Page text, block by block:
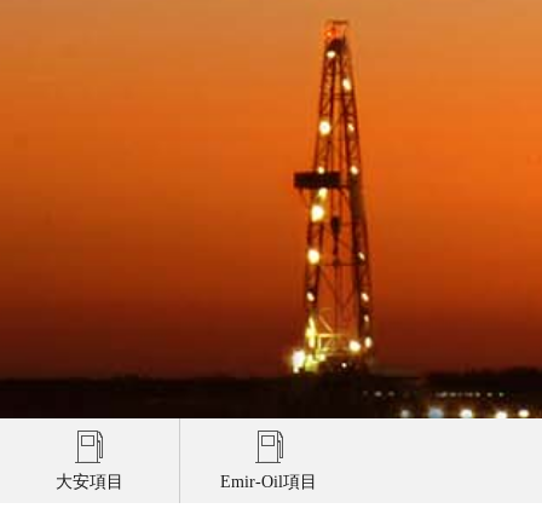
大安項目 Emir-Oil項目